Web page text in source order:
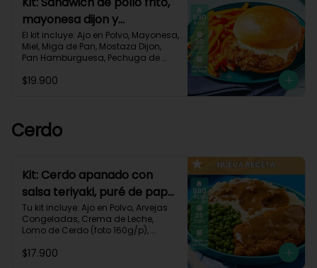
mayonesa dijon y
zanahorias asadas-79
El kit incluye: Ajo en Polvo, Mayonesa,
Miel, Miga de Pan, Mostaza Dijon,
Pan Hamburguesa, Pechuga de
Zanahoria.Receta Impresa.
$19.900
Cerdo
Kit: Cerdo apanado con
salsa teriyaki, puré de papa
al ajillo y arvejas-150
Tu kit incluye: Ajo en Polvo, Arvejas
Congeladas, Crema de Leche,
Lomo de Cerdo (foto 160g/p),
Pastusa, Salsa teriyaki, Receta
$17.900